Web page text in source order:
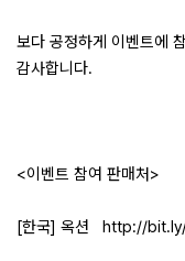
보다 공정하게 이벤트에
감사합니다.
<이벤트 참여 판매처>
[한국] 옥션 http://